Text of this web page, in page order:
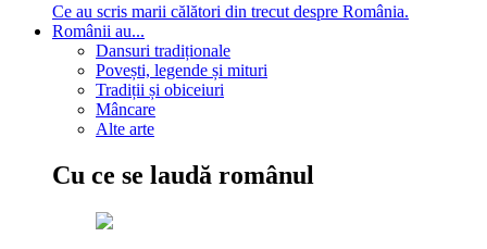
Ce au scris marii călători din trecut despre România.
Românii au...
Dansuri tradiționale
Povești, legende și mituri
Tradiții și obiceiuri
Mâncare
Alte arte
Cu ce se laudă românul